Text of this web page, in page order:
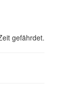
gefährdet.